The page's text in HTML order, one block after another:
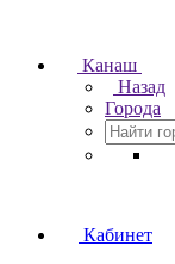
Канаш
Назад
Города
Кабинет